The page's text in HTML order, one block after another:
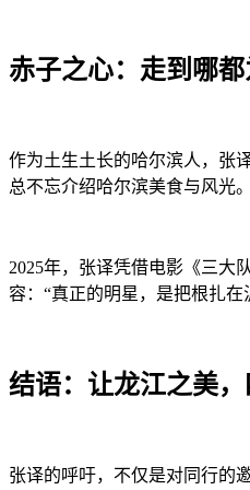
赤子之心：走到哪
作为土生土长的哈尔滨人，张
总不忘介绍哈尔滨美食与风光
2025年，张译凭借电影《三大
容：“真正的明星，是把根扎在
结语：让龙江之美
张译的呼吁，不仅是对同行的